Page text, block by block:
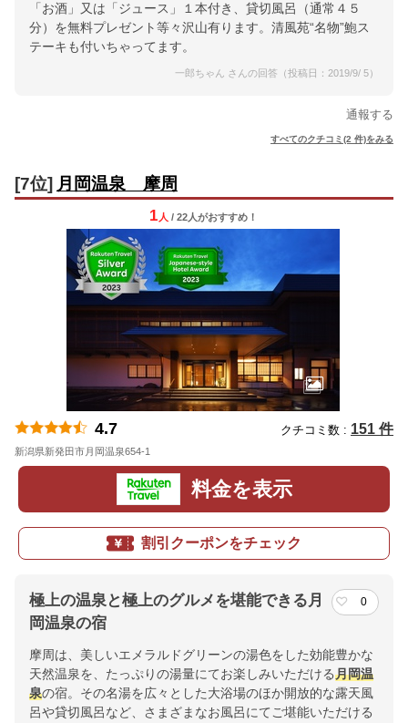
「お酒」又は「ジュース」１本付き、貸切風呂（通常４５
分）を無料プレゼント等々沢山有ります。清風苑“名物”鮑ス
テーキも付いちゃってます。
一郎ちゃん さんの回答（投稿日：2019/9/ 5）
通報する
すべてのクチコミ(2 件)をみる
[7位] 月岡温泉 摩周
1 人 / 22人がおすすめ！
4.7 クチコミ数 : 151 件
新潟県新発田市月岡温泉654-1
料金を表示
割引クーポンをチェック
極上の温泉と極上のグルメを堪能できる月
岡温泉の宿
0
摩周は、美しいエメラルドグリーンの湯色をした効能豊かな
天然温泉を、たっぷりの湯量にてお楽しみいただける月岡温
泉の宿。その名湯を広々とした大浴場のほか開放的な露天風
呂や貸切風呂など、さまざまなお風呂にてご堪能いただける